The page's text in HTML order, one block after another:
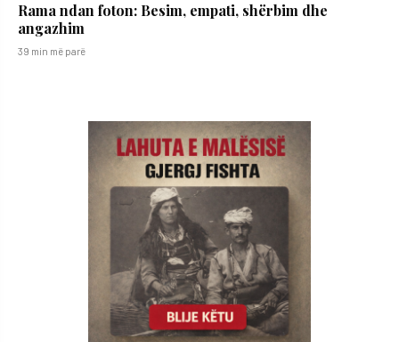
Rama ndan foton: Besim, empati, shërbim dhe
angazhim
39 min më parë